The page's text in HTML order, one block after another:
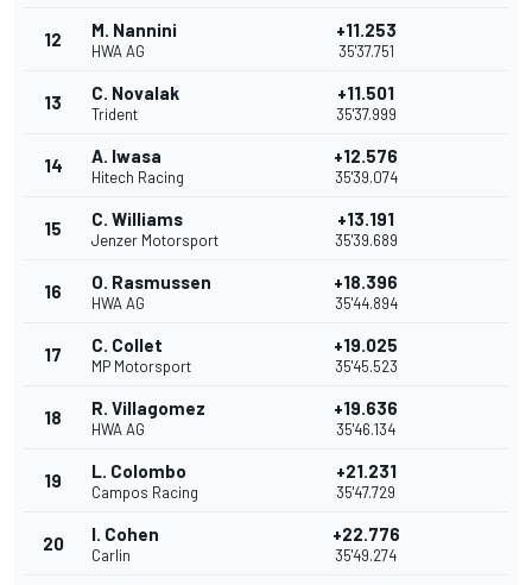
12 M. Nannini
HWA AG
+11.253
35'37.751
13 C. Novalak
Trident
+11.501
35'37.999
14 A. Iwasa
Hitech Racing
+12.576
35'39.074
15 C. Williams
Jenzer Motorsport
+13.191
35'39.689
16 O. Rasmussen
HWA AG
+18.396
35'44.894
17 C. Collet
MP Motorsport
+19.025
35'45.523
18 R. Villagomez
HWA AG
+19.636
35'46.134
19 L. Colombo
Campos Racing
+21.231
35'47.729
20 I. Cohen
Carlin
+22.776
35'49.274